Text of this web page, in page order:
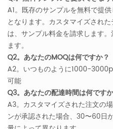
A1。既存のサンプルを無料で提
となります。カスタマイズされ
は、サンプル料金を請求します
ます。
Q2。あなたのMOQは何ですか？
A2。いつものように1000-
可能
Q3。あなたの配達時間は何です
A3。カスタマイズされた注文の
ンが承認された場合、30〜60日